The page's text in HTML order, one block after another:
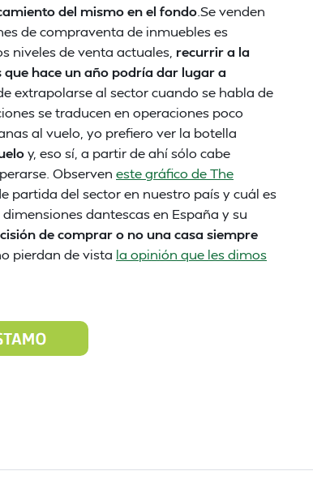
del mismo en el fondo.Se venden
de compraventa de inmuebles es
niveles de venta actuales, recurrir a la
hace un año podría dar lugar a
extrapolarse al sector cuando se habla de
se traducen en operaciones poco
al vuelo, yo prefiero ver la botella
y, eso sí, a partir de ahí sólo cabe
Observen este gráfico de The
partida del sector en nuestro país y cuál es
dantescas en España y su
de comprar o no una casa siempre
pierdan de vista la opinión que les dimos